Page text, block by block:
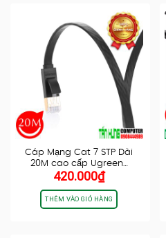
Cáp Mạng Cat 7 STP Dài
20M cao cấp Ugreen…
420.000₫
THÊM VÀO GIỎ HÀNG